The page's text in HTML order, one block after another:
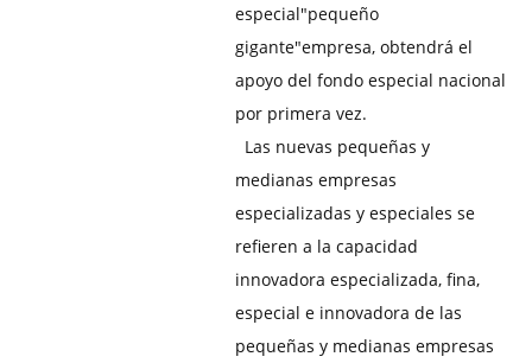
especial"pequeño
gigante"empresa, obtendrá el
apoyo del fondo especial nacional
por primera vez.
Las nuevas pequeñas y
medianas empresas
especializadas y especiales se
refieren a la capacidad
innovadora especializada, fina,
especial e innovadora de las
pequeñas y medianas empresas